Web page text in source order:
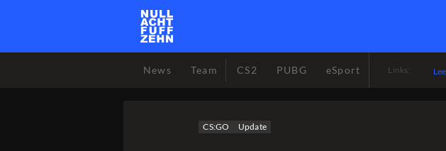
News Team CS2 PUBG eSport Links:
CS:GO Update